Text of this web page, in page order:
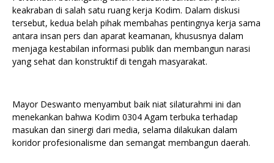
keakraban di salah satu ruang kerja Kodim. Dalam diskusi
tersebut, kedua belah pihak membahas pentingnya kerja sama
antara insan pers dan aparat keamanan, khususnya dalam
menjaga kestabilan informasi publik dan membangun narasi
yang sehat dan konstruktif di tengah masyarakat.
Mayor Deswanto menyambut baik niat silaturahmi ini dan
menekankan bahwa Kodim 0304 Agam terbuka terhadap
masukan dan sinergi dari media, selama dilakukan dalam
koridor profesionalisme dan semangat membangun daerah.